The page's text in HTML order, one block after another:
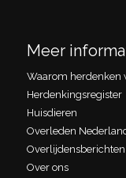
Meer
Waarom herdenken
Herdenkingsregister
Huisdieren
Overleden
Over ons